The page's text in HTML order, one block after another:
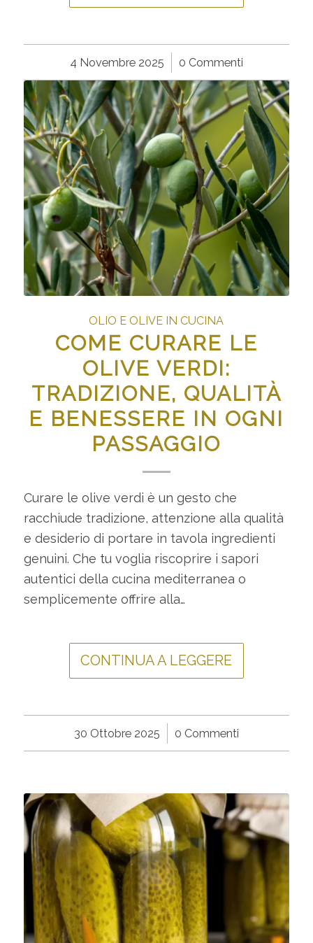
4 Novembre 2025
/ 0 Commenti
OLIO E OLIVE IN CUCINA
COME CURARE LE
OLIVE VERDI:
TRADIZIONE, QUALITÀ
E BENESSERE IN OGNI
PASSAGGIO
Curare le olive verdi è un gesto che
racchiude tradizione, attenzione alla qualità
e desiderio di portare in tavola ingredienti
genuini. Che tu voglia riscoprire i sapori
autentici della cucina mediterranea o
semplicemente offrire alla…
CONTINUA A LEGGERE
30 Ottobre 2025
/ 0 Commenti